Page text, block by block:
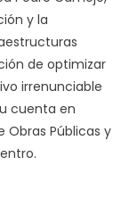
y la
de optimizar
irrenunciable
cuenta en
Obras Públicas y